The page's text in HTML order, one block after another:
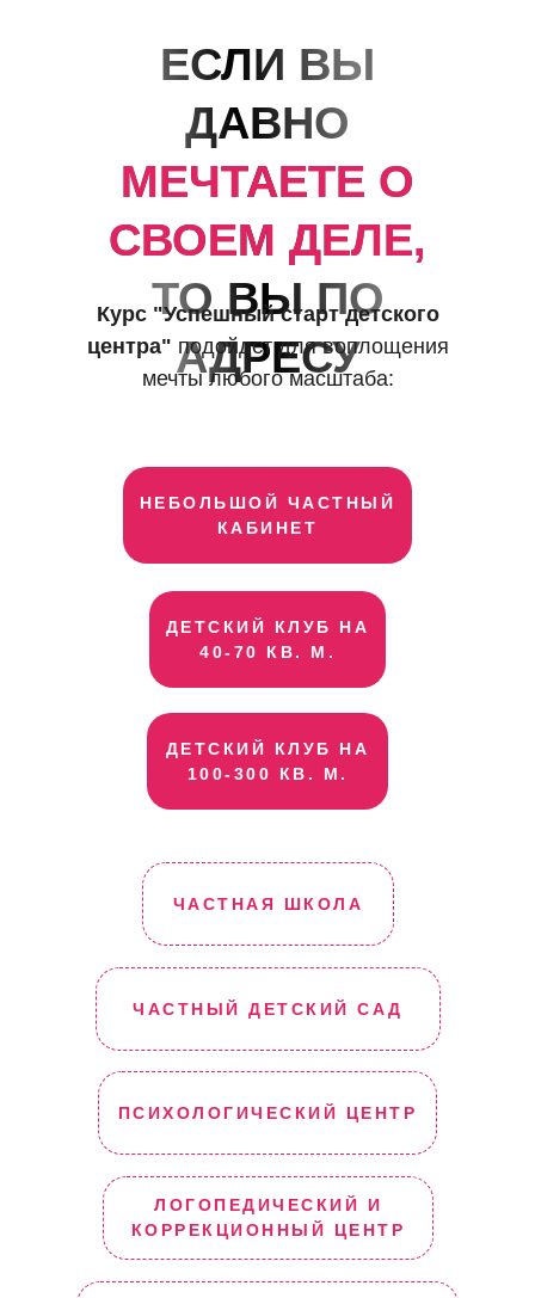
ЧАСТНЫЙ ДЕТСКИЙ САД
ПСИХОЛОГИЧЕСКИЙ ЦЕНТР
ЧАСТНАЯ ШКОЛА
ЛОГОПЕДИЧЕСКИЙ И
КОРРЕКЦИОННЫЙ ЦЕНТР
НЕБОЛЬШОЙ ЧАСТНЫЙ
КАБИНЕТ
ДЕТСКИЙ КЛУБ НА
40-70 КВ. М.
ДЕТСКИЙ КЛУБ НА
100-300 КВ. М.
ЕСЛИ ВЫ
ДАВНО
МЕЧТАЕТЕ О
СВОЕМ ДЕЛЕ,
ТО ВЫ ПО
АДРЕСУ
Курс "Успешный старт детского
центра" подойдет для воплощения
мечты любого масштаба: